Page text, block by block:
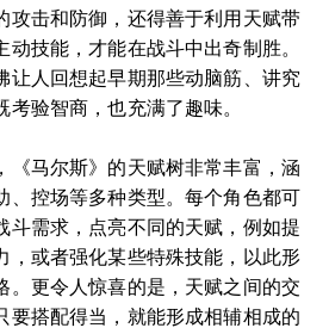
攻击和防御，还得善于利用天赋带
技能，才能在战斗中出奇制胜。
让人回想起早期那些动脑筋、讲究
验智商，也充满了趣味。
《马尔斯》的天赋树非常丰富，涵
、控场等多种类型。每个角色都可
斗需求，点亮不同的天赋，例如提
，或者强化某些特殊技能，以此形
。更令人惊喜的是，天赋之间的交
要搭配得当，就能形成相辅相成的